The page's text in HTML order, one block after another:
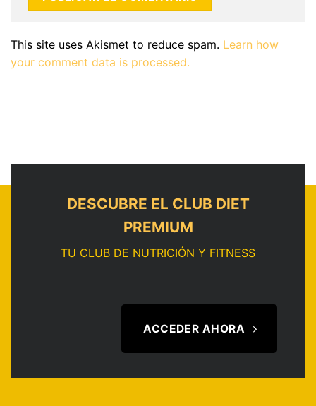
This site uses Akismet to reduce spam. Learn how
your comment data is processed.
DESCUBRE EL CLUB DIET
PREMIUM
TU CLUB DE NUTRICIÓN Y FITNESS
ACCEDER AHORA